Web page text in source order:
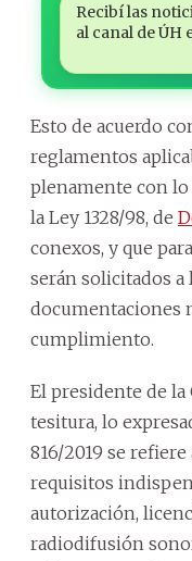
Recibí las
al canal de ÚH
Esto de acuerdo
reglamentos
plenamente con
la Ley 1328/98, de
conexos, y que
serán solicitados a
documentaciones
cumplimiento.
El presidente de
tesitura, lo
816/2019 se
requisitos
autorización,
radiodifusión